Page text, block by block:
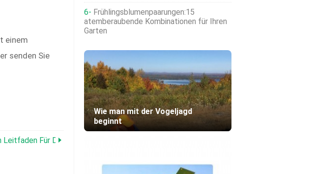
einem
senden Sie
Für Die Erfolgreiche Umsetzung
Frühlingsblumenpaarungen:15
atemberaubende Kombinationen für Ihren
Garten
Wie man mit der Vogeljagd
beginnt